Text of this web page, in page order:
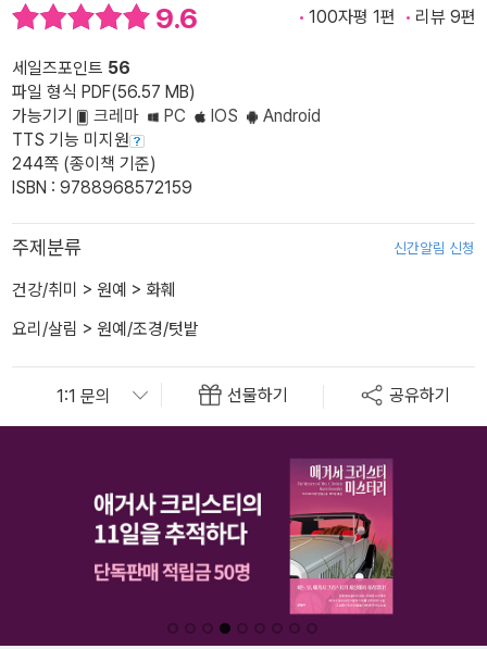
9.6 100자평 1편 리뷰 9편
세일즈포인트 56
파일 형식 PDF(56.57 MB)
가능기기
크레마 PC IOS
Android
TTS 기능 미지원
244쪽 (종이책 기준)
ISBN : 9788968572159
주제분류 신간알림 신청
건강/취미 > 원예 > 화훼
요리/살림 > 원예/조경/텃밭
선물하기 공유하기